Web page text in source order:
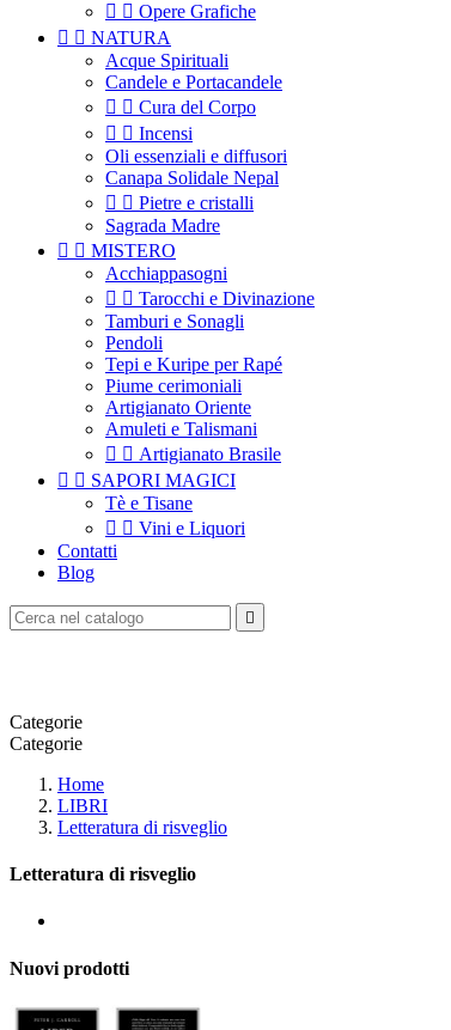
  Opere Grafiche
  NATURA
Acque Spirituali
Candele e Portacandele
  Cura del Corpo
  Incensi
Oli essenziali e diffusori
Canapa Solidale Nepal
  Pietre e cristalli
Sagrada Madre
  MISTERO
Acchiappasogni
  Tarocchi e Divinazione
Tamburi e Sonagli
Pendoli
Tepi e Kuripe per Rapé
Piume cerimoniali
Artigianato Oriente
Amuleti e Talismani
  Artigianato Brasile
  SAPORI MAGICI
Tè e Tisane
  Vini e Liquori
Contatti
Blog

Categorie
Categorie
Home
LIBRI
Letteratura di risveglio
Letteratura di risveglio
Nuovi prodotti